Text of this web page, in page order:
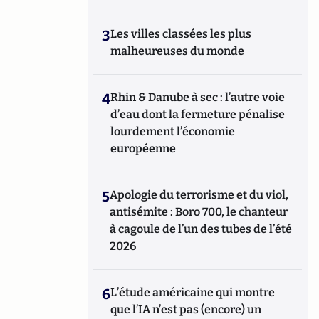
3Les villes classées les plus
malheureuses du monde
4Rhin & Danube à sec : l’autre voie
d’eau dont la fermeture pénalise
lourdement l’économie
européenne
5Apologie du terrorisme et du viol,
antisémite : Boro 700, le chanteur
à cagoule de l’un des tubes de l’été
2026
6L’étude américaine qui montre
que l’IA n’est pas (encore) un